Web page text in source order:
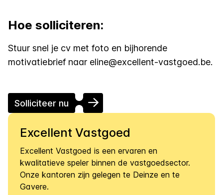
Hoe solliciteren:
Stuur snel je cv met foto en bijhorende
motivatiebrief naar eline@excellent-vastgoed.be.
Solliciteer nu
Excellent Vastgoed
Excellent Vastgoed is een ervaren en
kwalitatieve speler binnen de vastgoedsector.
Onze kantoren zijn gelegen te Deinze en te
Gavere.